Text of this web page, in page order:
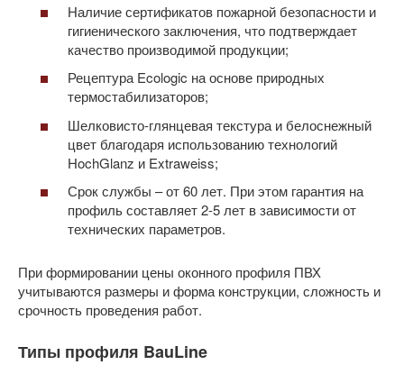
Наличие сертификатов пожарной безопасности и
гигиенического заключения, что подтверждает
качество производимой продукции;
Рецептура Ecologic на основе природных
термостабилизаторов;
Шелковисто-глянцевая текстура и белоснежный
цвет благодаря использованию технологий
HochGlanz и Extraweiss;
Срок службы – от 60 лет. При этом гарантия на
профиль составляет 2-5 лет в зависимости от
технических параметров.
При формировании цены оконного профиля ПВХ
учитываются размеры и форма конструкции, сложность и
срочность проведения работ.
Типы профиля BauLine